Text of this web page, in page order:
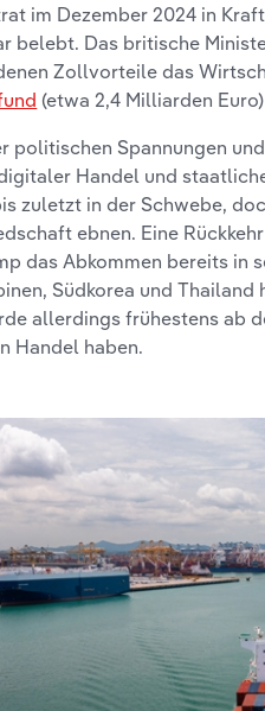
im Dezember 2024 in
belebt. Das britische
Zollvorteile das
(etwa 2,4 Milliarden
politischen Spannungen
Handel und
zuletzt in der Schwebe,
ebnen. Eine
das Abkommen bereits
Südkorea und
allerdings frühestens ab
Handel haben.